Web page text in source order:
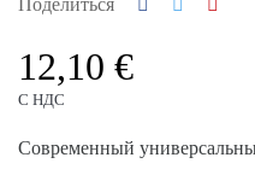
Поделиться
12,10 €
С НДС
Современный